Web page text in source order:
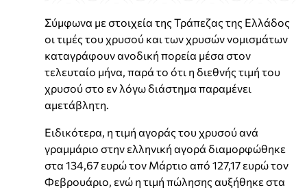
Σύμφωνα με στοιχεία της Τράπεζας της Ελλάδος
οι τιμές του χρυσού και των χρυσών νομισμάτων
καταγράφουν ανοδική πορεία μέσα στον
τελευταίο μήνα, παρά το ότι η διεθνής τιμή του
χρυσού στο εν λόγω διάστημα παραμένει
αμετάβλητη.
Ειδικότερα, η τιμή αγοράς του χρυσού ανά
γραμμάριο στην ελληνική αγορά διαμορφώθηκε
στα 134,67 ευρώ τον Μάρτιο από 127,17 ευρώ τον
Φεβρουάριο, ενώ η τιμή πώλησης αυξήθηκε στα